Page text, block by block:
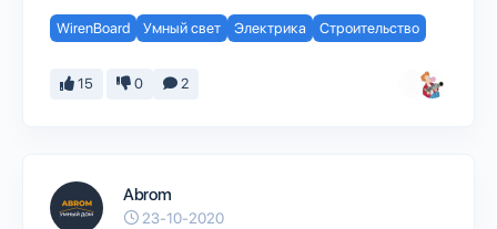
WirenBoard Умный свет Электрика Строительство
15 0 2
Abrom
23-10-2020